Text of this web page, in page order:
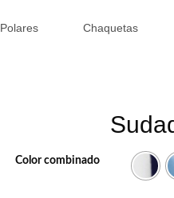
Polares Chaquetas
Color combinado